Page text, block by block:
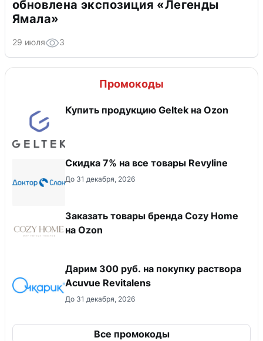
обновлена экспозиция «Легенды
Ямала»
29 июля 3
Промокоды
Купить продукцию Geltek на Ozon
​Скидка 7% на все товары Revyline
До 31 декабря, 2026
Заказать товары бренда Cozy Home
на Ozon
Дарим 300 руб. на покупку раствора
Acuvue Revitalens
До 31 декабря, 2026
Все промокоды